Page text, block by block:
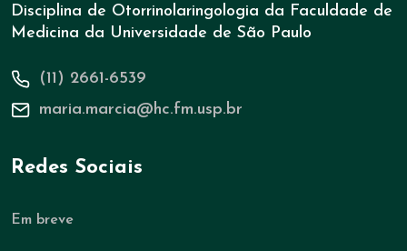
Disciplina de Otorrinolaringologia da Faculdade de
Medicina da Universidade de São Paulo
(11) 2661-6539
maria.marcia@hc.fm.usp.br
Redes Sociais
Em breve